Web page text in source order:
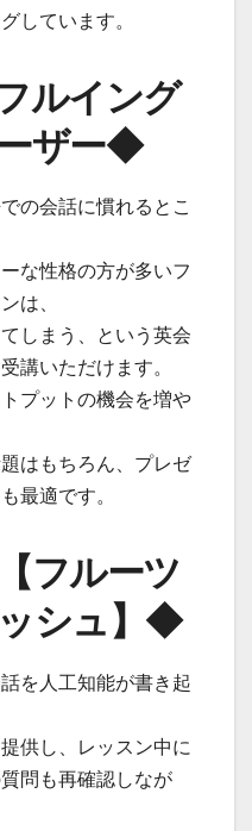
しています。
ルイング
ザー◆
の会話に慣れるとこ
な性格の方が多いフ
は、
しまう、という英会
講いただけます。
プットの機会を増や
はもちろん、プレゼ
最適です。
フルーツ
シュ】◆
を人工知能が書き起
供し、レッスン中に
問も再確認しなが